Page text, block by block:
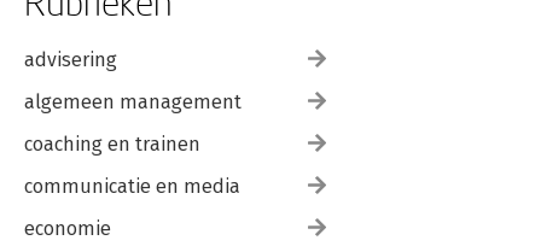
advisering
algemeen management
coaching en trainen
communicatie en media
economie